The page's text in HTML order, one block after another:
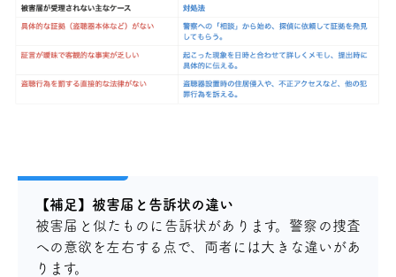
【補足】被害届と告訴状の違い
被害届と似たものに告訴状があります。警察の捜査
への意欲を左右する点で、両者には大きな違いがあ
ります。